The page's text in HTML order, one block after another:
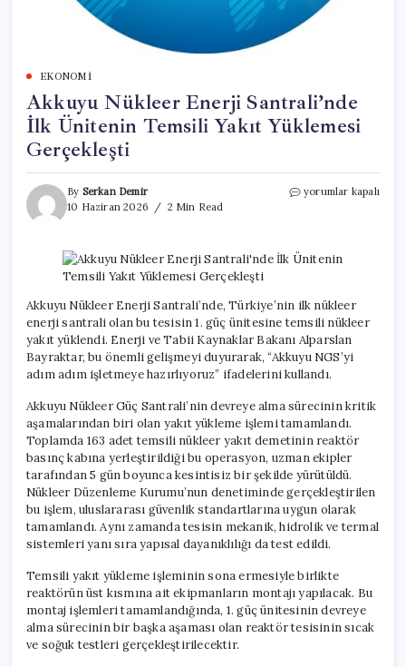
EKONOMI
Akkuyu Nükleer Enerji Santrali’nde
İlk Ünitenin Temsili Yakıt Yüklemesi
Gerçekleşti
By Serkan Demir
10 Haziran 2026
2 Min Read
Akkuyu
İlk
Ünitenin
Yakıt
Yüklemesi
Gerçekleşti
için
yorumlar kapalı
Akkuyu Nükleer Enerji Santrali’nde, Türkiye’nin ilk nükleer
enerji santrali olan bu tesisin 1. güç ünitesine temsili nükleer
yakıt yüklendi. Enerji ve Tabii Kaynaklar Bakanı Alparslan
Bayraktar, bu önemli gelişmeyi duyurarak, “Akkuyu NGS’yi
adım adım işletmeye hazırlıyoruz” ifadelerini kullandı.
Akkuyu Nükleer Güç Santrali’nin devreye alma sürecinin kritik
aşamalarından biri olan yakıt yükleme işlemi tamamlandı.
Toplamda 163 adet temsili nükleer yakıt demetinin reaktör
basınç kabına yerleştirildiği bu operasyon, uzman ekipler
tarafından 5 gün boyunca kesintisiz bir şekilde yürütüldü.
Nükleer Düzenleme Kurumu’nun denetiminde gerçekleştirilen
bu işlem, uluslararası güvenlik standartlarına uygun olarak
tamamlandı. Aynı zamanda tesisin mekanik, hidrolik ve termal
sistemleri yanı sıra yapısal dayanıklılığı da test edildi.
Temsili yakıt yükleme işleminin sona ermesiyle birlikte
reaktörün üst kısmına ait ekipmanların montajı yapılacak. Bu
montaj işlemleri tamamlandığında, 1. güç ünitesinin devreye
alma sürecinin bir başka aşaması olan reaktör tesisinin sıcak
ve soğuk testleri gerçekleştirilecektir.